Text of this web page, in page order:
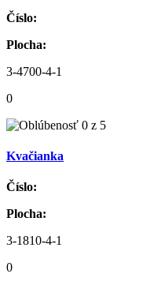
Číslo:
Plocha:
3-4700-4-1
0
Kvačianka
Číslo:
Plocha:
3-1810-4-1
0